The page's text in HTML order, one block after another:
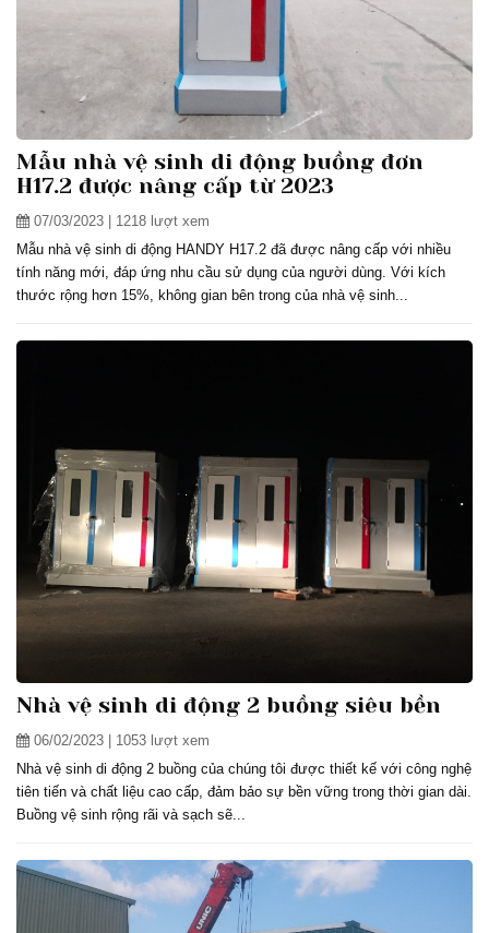
Mẫu nhà vệ sinh di động buồng đơn
H17.2 được nâng cấp từ 2023
07/03/2023 | 1218 lượt xem
Mẫu nhà vệ sinh di động HANDY H17.2 đã được nâng cấp với nhiều
tính năng mới, đáp ứng nhu cầu sử dụng của người dùng. Với kích
thước rộng hơn 15%, không gian bên trong của nhà vệ sinh...
Nhà vệ sinh di động 2 buồng siêu bền
06/02/2023 | 1053 lượt xem
Nhà vệ sinh di động 2 buồng của chúng tôi được thiết kế với công nghệ
tiên tiến và chất liệu cao cấp, đảm bảo sự bền vững trong thời gian dài.
Buồng vệ sinh rộng rãi và sạch sẽ...